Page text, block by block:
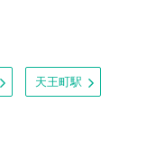
天王町駅